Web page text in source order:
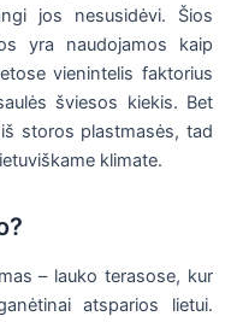
jos nesusidėvi. Šios
yra naudojamos kaip
vienintelis faktorius
šviesos kiekis. Bet
storos plastmasės, tad
klimate.
– lauko terasose, kur
atsparios lietui.